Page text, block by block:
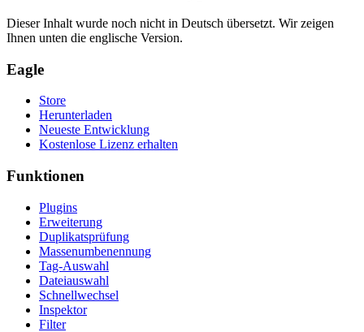
Dieser Inhalt wurde noch nicht in Deutsch übersetzt. Wir zeigen
Ihnen unten die englische Version.
Eagle
Store
Herunterladen
Neueste Entwicklung
Kostenlose Lizenz erhalten
Funktionen
Plugins
Erweiterung
Duplikatsprüfung
Massenumbenennung
Tag-Auswahl
Dateiauswahl
Schnellwechsel
Inspektor
Filter